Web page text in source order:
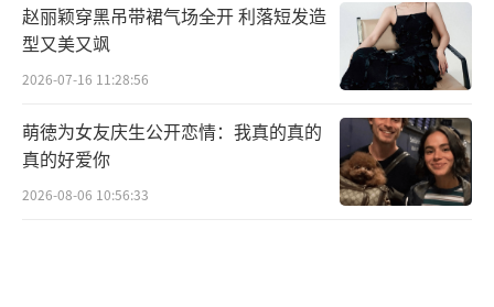
赵丽颖穿黑吊带裙气场全开 利落短发造
型又美又飒
2026-07-16 11:28:56
萌徳为女友庆生公开恋情：我真的真的
真的好爱你
2026-08-06 10:56:33